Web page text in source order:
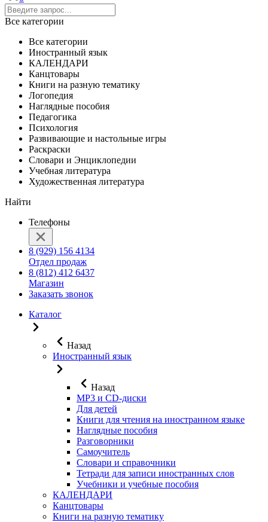
Все категории
Все категории
Иностранный язык
КАЛЕНДАРИ
Канцтовары
Книги на разную тематику
Логопедия
Наглядные пособия
Педагогика
Психология
Развивающие и настольные игры
Раскраски
Словари и Энциклопедии
Учебная литература
Художественная литература
Найти
Телефоны
8 (929) 156 4134
Отдел продаж
8 (812) 412 6437
Магазин
Заказать звонок
Каталог
Назад
Иностранный язык
Назад
MP3 и CD-диски
Для детей
Книги для чтения на иностранном языке
Наглядные пособия
Разговорники
Самоучитель
Словари и справочники
Тетради для записи иностранных слов
Учебники и учебные пособия
КАЛЕНДАРИ
Канцтовары
Книги на разную тематику